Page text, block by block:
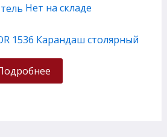
Нет на складе
1536 Карандаш столярный